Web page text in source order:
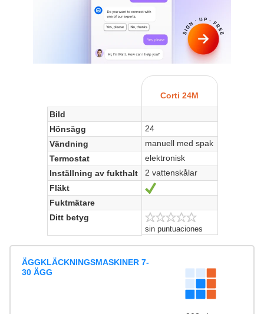
Corti 24M
Bild
Hönsägg
24
Vändning
manuell med spak
Termostat
elektronisk
Inställning av fukthalt
2 vattenskålar
Fläkt
Fuktmätare
Ditt betyg
sin puntuaciones
ÄGGKLÄCKNINGSMASKINER 7-
30 ÄGG